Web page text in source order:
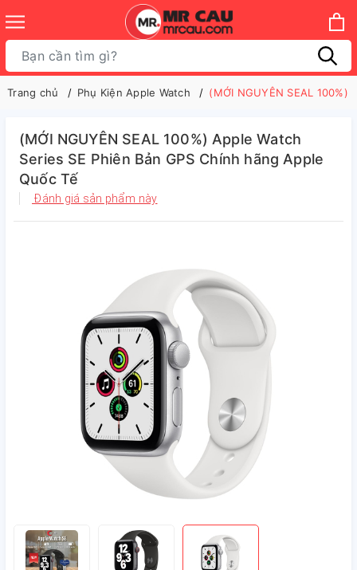
Trang chủ Phụ Kiện Apple Watch (MỚI NGUYÊN SEAL 100%)
(MỚI NGUYÊN SEAL 100%) Apple Watch
Series SE Phiên Bản GPS Chính hãng Apple
Quốc Tế
Đánh giá sản phẩm này